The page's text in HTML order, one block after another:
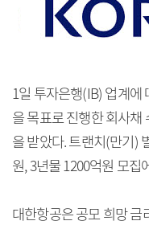
1일 투자은행(IB) 업계에
을 목표로 진행한 회사
을 받았다. 트랜치(만기)
원, 3년물 1200억원 모집
대한항공은 공모 희망